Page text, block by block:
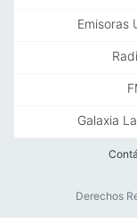
Emisoras
Galaxia
Derechos